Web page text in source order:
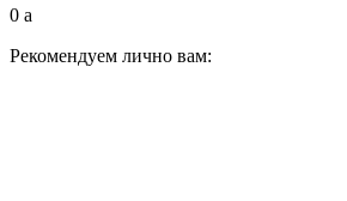
0 a
Рекомендуем лично вам: